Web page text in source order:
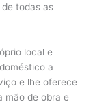
todas as
local e
a
e lhe oferece
mão de obra e